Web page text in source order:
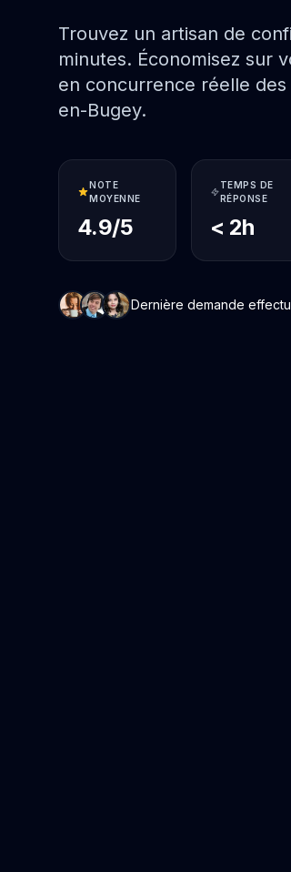
Trouvez un artisan de
minutes. Économisez sur
en concurrence réelle
en-Bugey.
NOTE
MOYENNE
4.9/5
TEMPS DE
RÉPONSE
< 2h
Dernière demande